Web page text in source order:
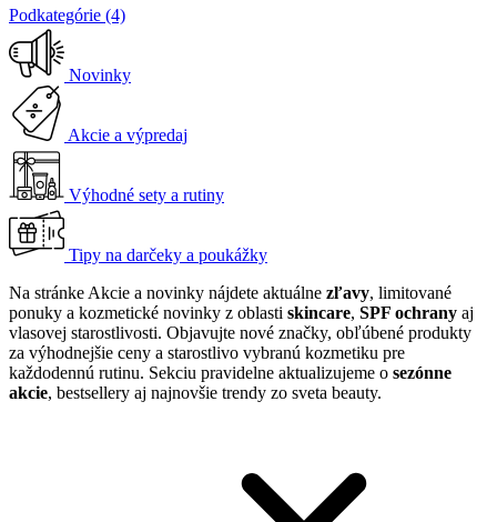
Podkategórie (4)
Novinky
Akcie a výpredaj
Výhodné sety a rutiny
Tipy na darčeky a poukážky
Na stránke Akcie a novinky nájdete aktuálne zľavy, limitované
ponuky a kozmetické novinky z oblasti skincare, SPF ochrany aj
vlasovej starostlivosti. Objavujte nové značky, obľúbené produkty
za výhodnejšie ceny a starostlivo vybranú kozmetiku pre
každodennú rutinu. Sekciu pravidelne aktualizujeme o sezónne
akcie, bestsellery aj najnovšie trendy zo sveta beauty.